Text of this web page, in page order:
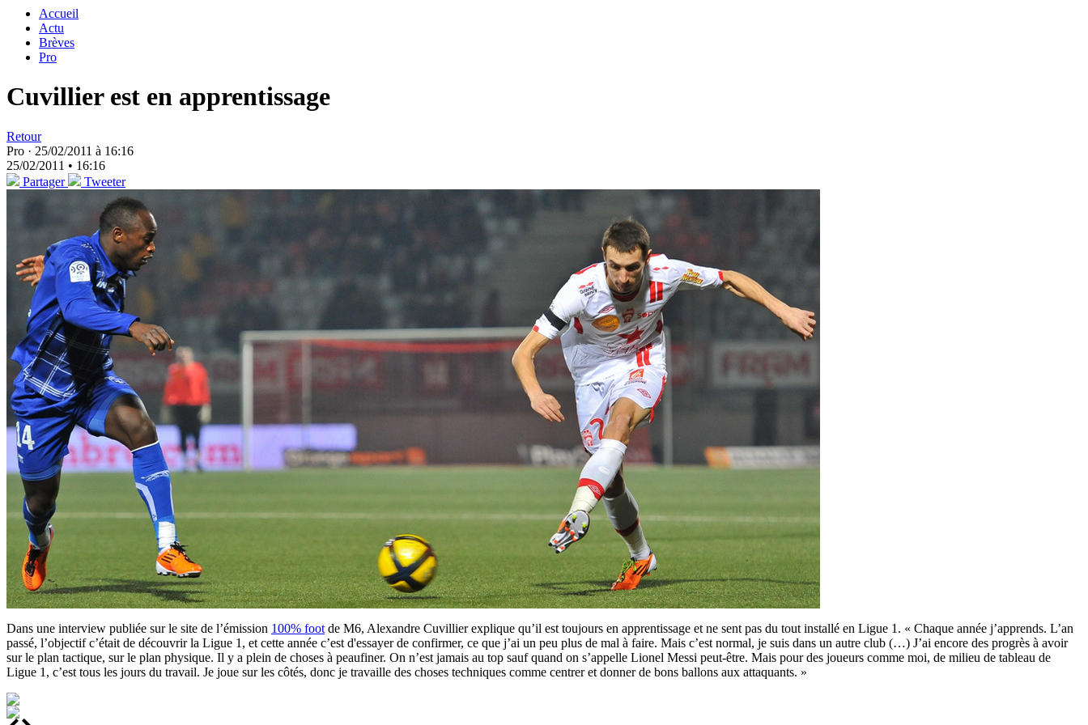
Accueil
Actu
Brèves
Pro
Cuvillier est en apprentissage
Retour
Pro · 25/02/2011 à 16:16
25/02/2011 • 16:16
Partager
Tweeter
Dans une interview publiée sur le site de l’émission 100% foot de M6, Alexandre Cuvillier explique qu’il est toujours en apprentissage et ne sent pas du tout installé en Ligue 1. « Chaque année j’apprends. L’an
passé, l’objectif c’était de découvrir la Ligue 1, et cette année c’est d'essayer de confirmer, ce que j’ai un peu plus de mal à faire. Mais c’est normal, je suis dans un autre club (…) J’ai encore des progrès à avoir
sur le plan tactique, sur le plan physique. Il y a plein de choses à peaufiner. On n’est jamais au top sauf quand on s’appelle Lionel Messi peut-être. Mais pour des joueurs comme moi, de milieu de tableau de
Ligue 1, c’est tous les jours du travail. Je joue sur les côtés, donc je travaille des choses techniques comme centrer et donner de bons ballons aux attaquants. »